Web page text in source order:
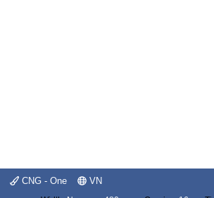
CNG - One VN